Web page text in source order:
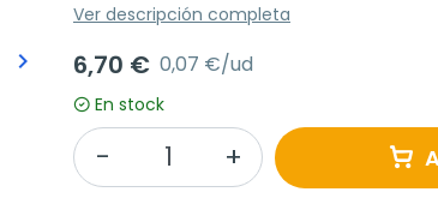
Siguiente
keyboard_arrow_right
Ver descripción completa
6,70 € 0,07 €/ud
En stock